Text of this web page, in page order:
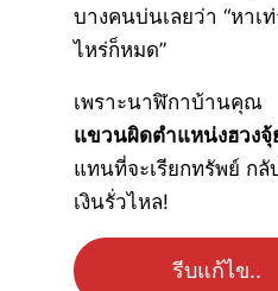
บางคนบ่นเลยว่า “หาเ
ไหร่ก็หมด”
เพราะนาฬิกาบ้านคุณ
แขวนผิดตำแหน่งฮวงจุ้
แทนที่จะเรียกทรัพย์ กลั
เงินรั่วไหล!
รีบแก้ไข..